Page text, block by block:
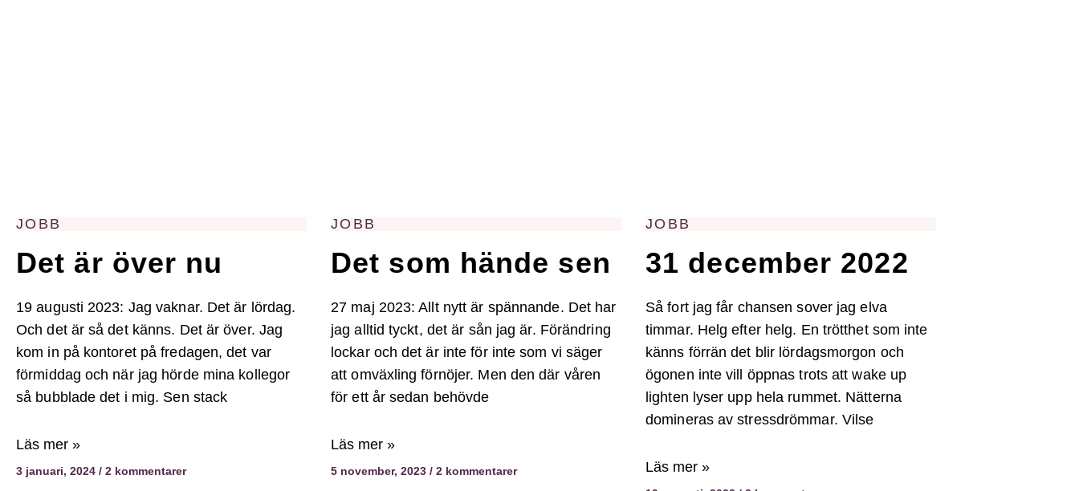
JOBB
Det är över nu
19 augusti 2023: Jag vaknar. Det är lördag.
Och det är så det känns. Det är över. Jag
kom in på kontoret på fredagen, det var
förmiddag och när jag hörde mina kollegor
så bubblade det i mig. Sen stack
Läs mer »
3 januari, 2024 2 kommentarer
JOBB
Det som hände sen
27 maj 2023: Allt nytt är spännande. Det har
jag alltid tyckt, det är sån jag är. Förändring
lockar och det är inte för inte som vi säger
att omväxling förnöjer. Men den där våren
för ett år sedan behövde
Läs mer »
5 november, 2023 2 kommentarer
JOBB
31 december 2022
Så fort jag får chansen sover jag elva
timmar. Helg efter helg. En trötthet som inte
känns förrän det blir lördagsmorgon och
ögonen inte vill öppnas trots att wake up
lighten lyser upp hela rummet. Nätterna
domineras av stressdrömmar. Vilse
Läs mer »